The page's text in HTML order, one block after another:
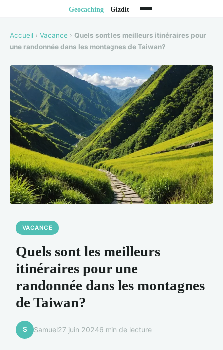
Accueil › Vacance › Quels sont les meilleurs itinéraires pour
une randonnée dans les montagnes de Taiwan?
VACANCE
Quels sont les meilleurs
itinéraires pour une
randonnée dans les montagnes
de Taiwan?
S Samuel27 juin 20246 min de lecture